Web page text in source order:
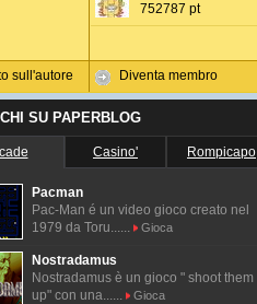
sull'autore
752787 pt
Diventa membro
SU PAPERBLOG
Casino' Rompicapo
Pacman
Pac-Man é un video gioco creato nel
1979 da Toru......
Gioca
Nostradamus
Nostradamus è un gioco " shoot them
up" con una......
Gioca